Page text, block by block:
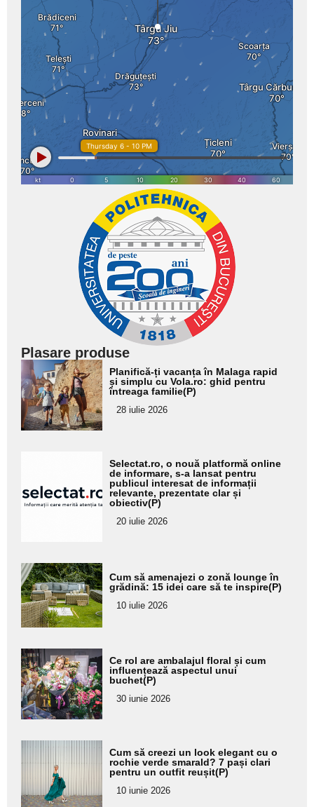
Plasare produse
Adaugă
aici textul
pentru
subtitlu
Planifică-ți vacanța în Malaga rapid
și simplu cu Vola.ro: ghid pentru
întreaga familie(P)
28 iulie 2026
pentru
subtitlu
Selectat.ro, o nouă platformă online
de informare, s-a lansat pentru
publicul interesat de informații
relevante, prezentate clar și
obiectiv(P)
20 iulie 2026
Adaugă
aici textul
pentru
subtitlu
Cum să amenajezi o zonă lounge în
grădină: 15 idei care să te inspire(P)
10 iulie 2026
Adaugă
aici textul
pentru
subtitlu
Ce rol are ambalajul floral și cum
influențează aspectul unui
buchet(P)
30 iunie 2026
Adaugă
aici textul
pentru
subtitlu
Cum să creezi un look elegant cu o
rochie verde smarald? 7 pași clari
pentru un outfit reușit(P)
10 iunie 2026